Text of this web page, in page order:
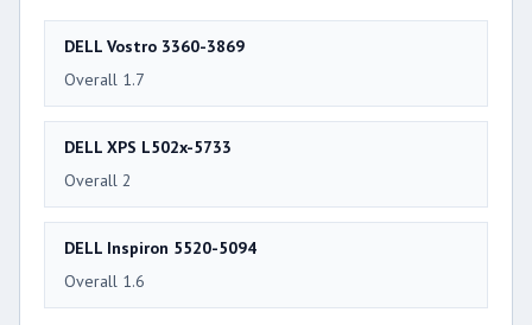
DELL Vostro 3360-3869
Overall 1.7
DELL XPS L502x-5733
Overall 2
DELL Inspiron 5520-5094
Overall 1.6